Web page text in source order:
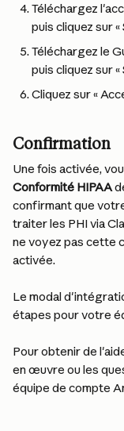
Téléchargez
puis cliquez sur «
Téléchargez le
puis cliquez sur «
Cliquez sur «
Confirmation
Une fois activée,
Conformité HIPAA
confirmant que
traiter les PHI via
ne voyez pas cette
activée.
Le modal
étapes pour votre
Pour obtenir de
en œuvre ou les
équipe de compte